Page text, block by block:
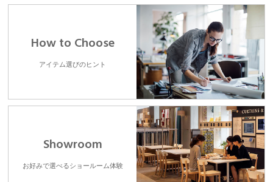
How to Choose
アイテム選びのヒント
Showroom
お好みで選べるショールーム体験